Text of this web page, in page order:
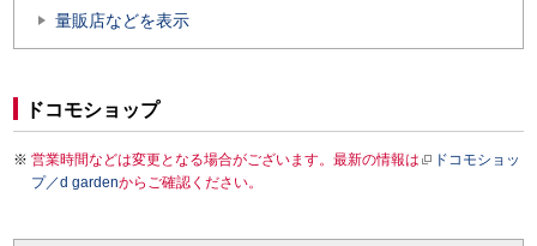
量販店などを表示
ドコモショップ
営業時間などは変更となる場合がございます。最新の情報は
ドコモショッ
プ／d gardenからご確認ください。